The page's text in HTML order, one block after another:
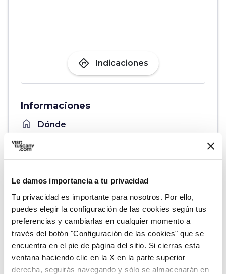
Le damos importancia a tu privacidad
Tu privacidad es importante para nosotros. Por ello,
puedes elegir la configuración de las cookies según tus
preferencias y cambiarlas en cualquier momento a
través del botón "Configuración de las cookies" que se
encuentra en el pie de página del sitio. Si cierras esta
ventana haciendo clic en la X en la parte superior
derecha, seguirás navegando y sólo se almacenarán en
directions Indicaciones
Informaciones
home Dónde
Valdarno AR, Italia
language Pagina web
https://www.casamasaccio.it/ open_in_new
Organiza
hotel Dónde dormir (en inglés)